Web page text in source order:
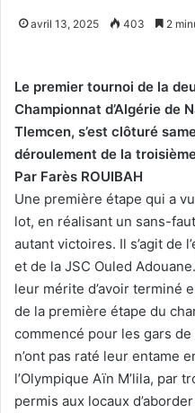
avril 13, 2025 403 2
Le premier tournoi de la
Championnat d’Algérie de
Tlemcen, s’est clôturé
déroulement de la
Par Farès ROUIBAH
Une première étape qui a
lot, en réalisant un sans-
autant victoires. Il s’agit de
et de la JSC Ouled
leur mérite d’avoir terminé
de la première étape du
commencé pour les gars
n’ont pas raté leur entame
l’Olympique Aïn M’lila, par
permis aux locaux